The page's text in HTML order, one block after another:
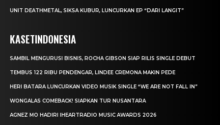
UNIT DEATHMETAL, SIKSA KUBUR, LUNCURKAN EP “DARI LANGIT”
KASETINDONESIA
SAMBIL MENGURUSI BISNIS, ROCHA GIBSON SIAP RILIS SINGLE DEBUT
TEMBUS 122 RIBU PENDENGAR, LINDEE CREMONA MAKIN PEDE
HERI BATARA LUNCURKAN VIDEO MUSIK SINGLE “WE ARE NOT FALL IN”
WONGALAS COMEBACK! SIAPKAN TUR NUSANTARA
AGNEZ MO HADIRI IHEARTRADIO MUSIC AWARDS 2026